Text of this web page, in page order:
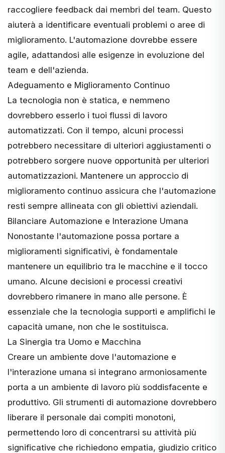
raccogliere feedback dai membri del team. Questo
aiuterà a identificare eventuali problemi o aree di
miglioramento. L'automazione dovrebbe essere
agile, adattandosi alle esigenze in evoluzione del
team e dell'azienda.
Adeguamento e Miglioramento Continuo
La tecnologia non è statica, e nemmeno
dovrebbero esserlo i tuoi flussi di lavoro
automatizzati. Con il tempo, alcuni processi
potrebbero necessitare di ulteriori aggiustamenti o
potrebbero sorgere nuove opportunità per ulteriori
automatizzazioni. Mantenere un approccio di
miglioramento continuo assicura che l'automazione
resti sempre allineata con gli obiettivi aziendali.
Bilanciare Automazione e Interazione Umana
Nonostante l'automazione possa portare a
miglioramenti significativi, è fondamentale
mantenere un equilibrio tra le macchine e il tocco
umano. Alcune decisioni e processi creativi
dovrebbero rimanere in mano alle persone. È
essenziale che la tecnologia supporti e amplifichi le
capacità umane, non che le sostituisca.
La Sinergia tra Uomo e Macchina
Creare un ambiente dove l'automazione e
l'interazione umana si integrano armoniosamente
porta a un ambiente di lavoro più soddisfacente e
produttivo. Gli strumenti di automazione dovrebbero
liberare il personale dai compiti monotoni,
permettendo loro di concentrarsi su attività più
significative che richiedono empatia, giudizio critico